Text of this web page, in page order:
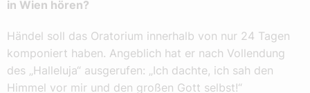
in Wien hören?
Händel soll das Oratorium innerhalb von nur 24 Tagen
komponiert haben. Angeblich hat er nach Vollendung
des „Halleluja“ ausgerufen: „Ich dachte, ich sah den
Himmel vor mir und den großen Gott selbst!“